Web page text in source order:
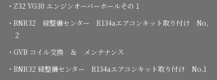
・Z32 VG30 エンジンオーバーホールその１
・BNR32 緑整備センター R134aエアコンキット取り付け No,
２
・GVB コイル交換 ＆ メンテナンス
・BNR32 緑整備センター R134aエアコンキット取り付け No,1